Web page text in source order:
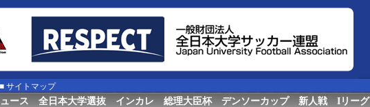
■ サイトマップ
ース 全日本大学選抜 インカレ 総理大臣杯 デンソーカップ 新人戦 Iリーグ